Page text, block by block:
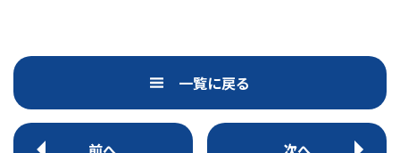
迎 ・プラモデルを組み立てる感覚で楽しくお仕事ができます
・綺麗な設備と空調完備で働きやすい環境です ・工場経験ゼ
ロでもOK ・教育体制がしっかりしているので未経験の方でも
安心して働けます ・日勤×フルタイム×土日休み 土日休み
一覧に戻る